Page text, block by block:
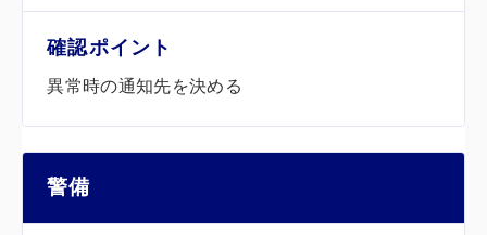
異常時の通知先を決める
警備